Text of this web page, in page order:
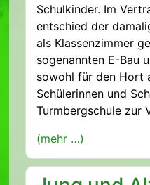
Schulkinder. Im
entschied der
als Klassenzimmer
sogenannten E-Bau
sowohl für den Hort
Schülerinnen und
Turmbergschule zur
(mehr …)